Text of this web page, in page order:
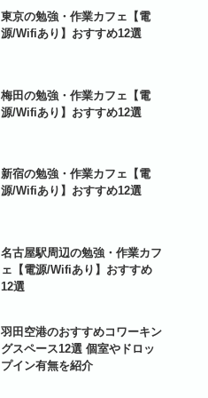
東京の勉強・作業カフェ【電
源/Wifiあり】おすすめ12選
梅田の勉強・作業カフェ【電
源/Wifiあり】おすすめ12選
新宿の勉強・作業カフェ【電
源/Wifiあり】おすすめ12選
名古屋駅周辺の勉強・作業カフ
ェ【電源/Wifiあり】おすすめ
12選
羽田空港のおすすめコワーキン
グスペース12選 個室やドロッ
プイン有無を紹介